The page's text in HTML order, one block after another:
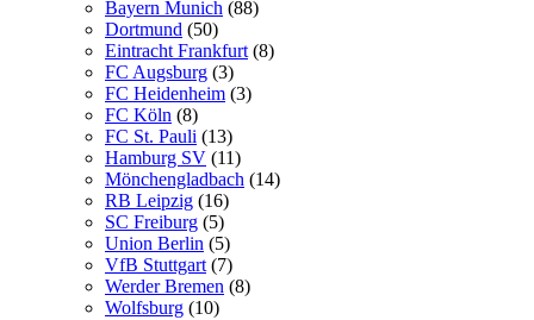
Bayern Munich (88)
Dortmund (50)
Eintracht Frankfurt (8)
FC Augsburg (3)
FC Heidenheim (3)
FC Köln (8)
FC St. Pauli (13)
Hamburg SV (11)
Mönchengladbach (14)
RB Leipzig (16)
SC Freiburg (5)
Union Berlin (5)
VfB Stuttgart (7)
Werder Bremen (8)
Wolfsburg (10)